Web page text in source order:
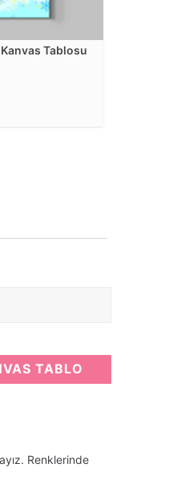
Tablosu
TABLO
Renklerinde